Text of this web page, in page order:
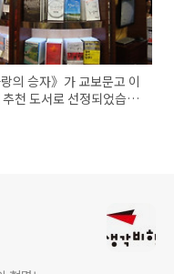
랑의 승자》가 교보문고 이
추천 도서로 선정되었습니